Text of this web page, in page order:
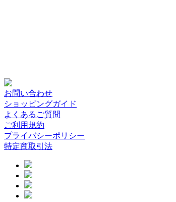
お問い合わせ
ショッピングガイド
よくあるご質問
ご利用規約
プライバシーポリシー
特定商取引法